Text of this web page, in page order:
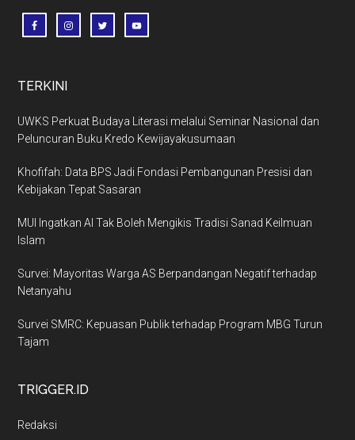
TERKINI
UWKS Perkuat Budaya Literasi melalui Seminar Nasional dan
Peluncuran Buku Kredo Kewijayakusumaan
Khofifah: Data BPS Jadi Fondasi Pembangunan Presisi dan
Kebijakan Tepat Sasaran
MUI Ingatkan AI Tak Boleh Mengikis Tradisi Sanad Keilmuan
Islam
Survei: Mayoritas Warga AS Berpandangan Negatif terhadap
Netanyahu
Survei SMRC: Kepuasan Publik terhadap Program MBG Turun
Tajam
TRIGGER.ID
Redaksi